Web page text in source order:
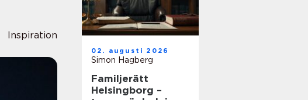
Inspiration
02. augusti 2026
Simon Hagberg
Familjerätt
Helsingborg –